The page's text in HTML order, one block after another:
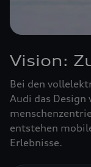
Vision:
Bei den
Audi das Design
entstehen
Erlebnisse.